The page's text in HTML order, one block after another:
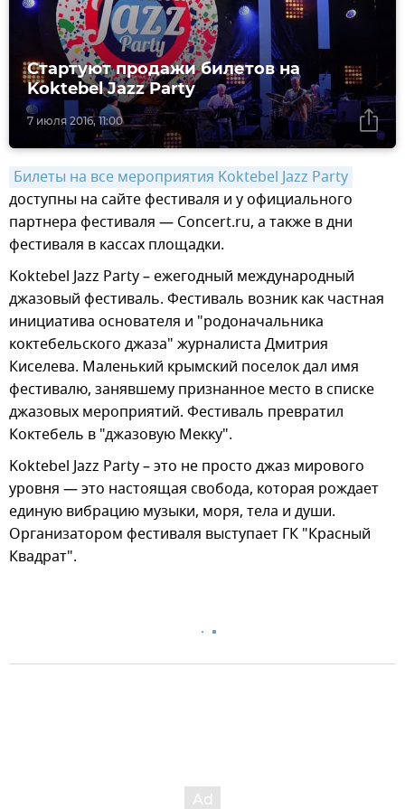
7 июля 2016, 11:00
Стартуют продажи билетов на
Koktebel Jazz Party
Билеты на все мероприятия Koktebel Jazz Party
доступны на сайте фестиваля и у официального
партнера фестиваля — Concert.ru, а также в дни
фестиваля в кассах площадки.
Koktebel Jazz Party – ежегодный международный
джазовый фестиваль. Фестиваль возник как частная
инициатива основателя и "родоначальника
коктебельского джаза" журналиста Дмитрия
Киселева. Маленький крымский поселок дал имя
фестивалю, занявшему признанное место в списке
джазовых мероприятий. Фестиваль превратил
Коктебель в "джазовую Мекку".
Koktebel Jazz Party – это не просто джаз мирового
уровня — это настоящая свобода, которая рождает
единую вибрацию музыки, моря, тела и души.
Организатором фестиваля выступает ГК "Красный
Квадрат".